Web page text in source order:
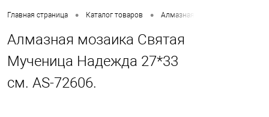
Главная страница • Каталог товаров • Алмазная мозаика
Алмазная мозаика Святая
Мученица Надежда 27*33
см. AS-72606.